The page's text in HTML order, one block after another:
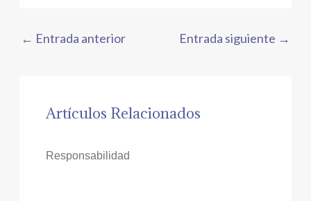
← Entrada anterior Entrada siguiente →
Artículos Relacionados
Responsabilidad